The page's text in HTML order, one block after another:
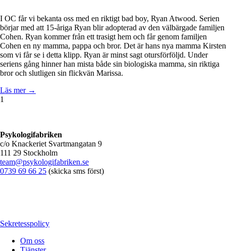
I OC får vi bekanta oss med en riktigt bad boy, Ryan Atwood. Serien
börjar med att 15-åriga Ryan blir adopterad av den välbärgade familjen
Cohen. Ryan kommer från ett trasigt hem och får genom familjen
Cohen en ny mamma, pappa och bror. Det är hans nya mamma Kirsten
som vi får se i detta klipp. Ryan är minst sagt otursförföljd. Under
seriens gång hinner han mista både sin biologiska mamma, sin riktiga
bror och slutligen sin flickvän Marissa.
Läs mer →
1
Psykologifabriken
c/o Knackeriet Svartmangatan 9
111 29 Stockholm
team@psykologifabriken.se
0739 69 66 25 (skicka sms först)
Sekretesspolicy
Om oss